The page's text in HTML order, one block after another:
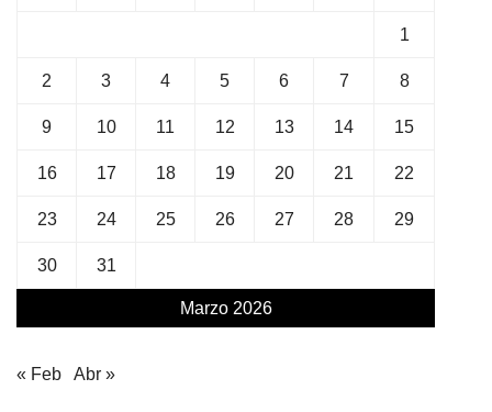
Marzo 2026
1
2 3 4 5 6 7 8
9 10 11 12 13 14 15
16 17 18 19 20 21 22
23 24 25 26 27 28 29
30 31
« Feb Abr »